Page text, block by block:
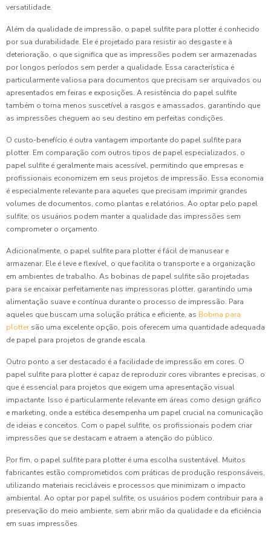
versatilidade.
Além da qualidade de impressão, o papel sulfite para plotter é conhecido
por sua durabilidade. Ele é projetado para resistir ao desgaste e à
deterioração, o que significa que as impressões podem ser armazenadas
por longos períodos sem perder a qualidade. Essa característica é
particularmente valiosa para documentos que precisam ser arquivados ou
apresentados em feiras e exposições. A resistência do papel sulfite
também o torna menos suscetível a rasgos e amassados, garantindo que
as impressões cheguem ao seu destino em perfeitas condições.
O custo-benefício é outra vantagem importante do papel sulfite para
plotter. Em comparação com outros tipos de papel especializados, o
papel sulfite é geralmente mais acessível, permitindo que empresas e
profissionais economizem em seus projetos de impressão. Essa economia
é especialmente relevante para aqueles que precisam imprimir grandes
volumes de documentos, como plantas e relatórios. Ao optar pelo papel
sulfite, os usuários podem manter a qualidade das impressões sem
comprometer o orçamento.
Adicionalmente, o papel sulfite para plotter é fácil de manusear e
armazenar. Ele é leve e flexível, o que facilita o transporte e a organização
em ambientes de trabalho. As bobinas de papel sulfite são projetadas
para se encaixar perfeitamente nas impressoras plotter, garantindo uma
alimentação suave e contínua durante o processo de impressão. Para
aqueles que buscam uma solução prática e eficiente, as Bobina para
plotter são uma excelente opção, pois oferecem uma quantidade adequada
de papel para projetos de grande escala.
Outro ponto a ser destacado é a facilidade de impressão em cores. O
papel sulfite para plotter é capaz de reproduzir cores vibrantes e precisas, o
que é essencial para projetos que exigem uma apresentação visual
impactante. Isso é particularmente relevante em áreas como design gráfico
e marketing, onde a estética desempenha um papel crucial na comunicação
de ideias e conceitos. Com o papel sulfite, os profissionais podem criar
impressões que se destacam e atraem a atenção do público.
Por fim, o papel sulfite para plotter é uma escolha sustentável. Muitos
fabricantes estão comprometidos com práticas de produção responsáveis,
utilizando materiais recicláveis e processos que minimizam o impacto
ambiental. Ao optar por papel sulfite, os usuários podem contribuir para a
preservação do meio ambiente, sem abrir mão da qualidade e da eficiência
em suas impressões.